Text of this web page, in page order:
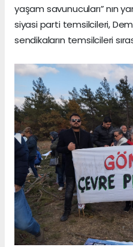
yaşam savunucuları” nın
siyasi parti temsilcileri,
sendikaların temsilcileri